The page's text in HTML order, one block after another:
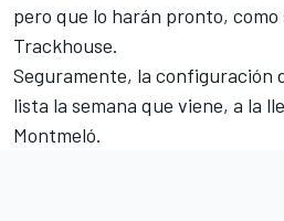
pero que lo harán pronto, como
Trackhouse.
Seguramente, la configuración
lista la semana que viene, a la
Montmeló.